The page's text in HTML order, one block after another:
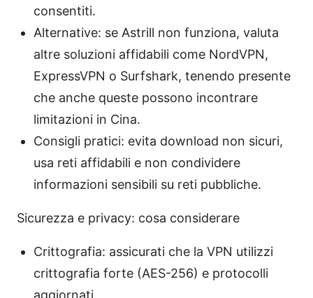
consentiti.
Alternative: se Astrill non funziona, valuta
altre soluzioni affidabili come NordVPN,
ExpressVPN o Surfshark, tenendo presente
che anche queste possono incontrare
limitazioni in Cina.
Consigli pratici: evita download non sicuri,
usa reti affidabili e non condividere
informazioni sensibili su reti pubbliche.
Sicurezza e privacy: cosa considerare
Crittografia: assicurati che la VPN utilizzi
crittografia forte (AES-256) e protocolli
aggiornati.